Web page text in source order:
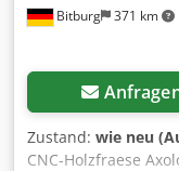
Bitburg 371 km
Zustand: wie neu
CNC-Holzfraese